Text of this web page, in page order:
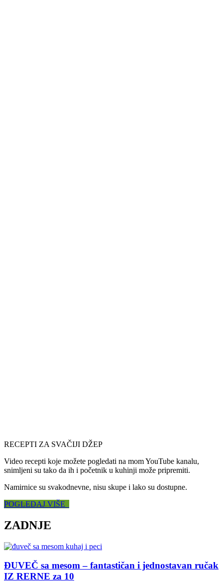
RECEPTI ZA SVAČIJI DŽEP
Video recepti koje možete pogledati na mom YouTube kanalu,
snimljeni su tako da ih i početnik u kuhinji može pripremiti.
Namirnice su svakodnevne, nisu skupe i lako su dostupne.
POGLEDAJ VIŠE
ZADNJE
ĐUVEČ sa mesom – fantastičan i jednostavan ručak
IZ RERNE za 10